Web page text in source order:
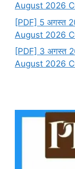
August 2026
[PDF] 5 अगस्त
August 2026
[PDF] 3 अगस्त
August 2026